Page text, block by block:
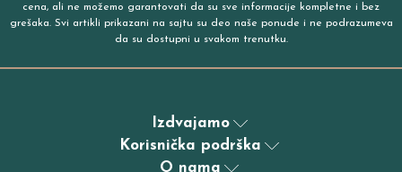
cena, ali ne možemo garantovati da su sve informacije kompletne i bez
grešaka. Svi artikli prikazani na sajtu su deo naše ponude i ne podrazumeva
da su dostupni u svakom trenutku.
Izdvajamo
Korisnička podrška
O nama